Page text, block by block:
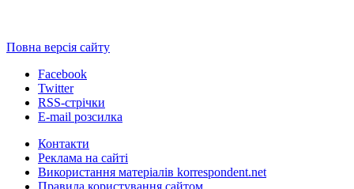
Повна версія сайту
Facebook
Twitter
RSS-стрічки
E-mail розсилка
Контакти
Реклама на сайті
Використання матеріалів korrespondent.net
Правила користування сайтом